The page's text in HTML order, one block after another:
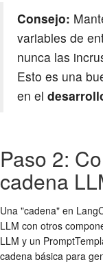
Consejo:
variables de
nunca las
Esto es una
en el
Paso 2:
cadena
Una "cadena" en
LLM con otros
LLM y un
cadena básica para